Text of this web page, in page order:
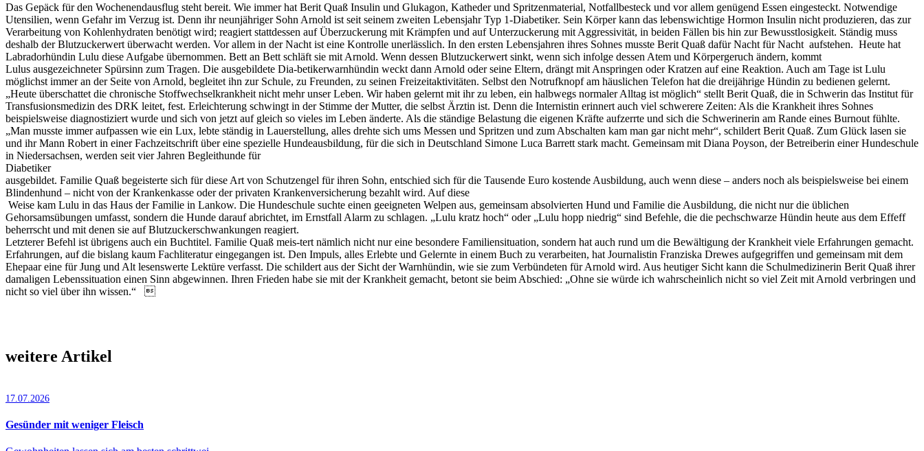
Das Gepäck für den Wochenendausflug steht bereit. Wie immer hat Berit Quaß Insulin und Glukagon, Katheder und Spritzenmaterial, Notfallbesteck und vor allem genügend Essen eingesteckt. Notwendige
Utensilien, wenn Gefahr im Verzug ist. Denn ihr neunjähriger Sohn Arnold ist seit seinem zweiten Lebensjahr Typ 1-Diabetiker. Sein Körper kann das lebenswichtige Hormon Insulin nicht produzieren, das zur
Verarbeitung von Kohlenhydraten benötigt wird; reagiert stattdessen auf Überzuckerung mit Krämpfen und auf Unterzuckerung mit Aggressivität, in beiden Fällen bis hin zur Bewusstlosigkeit. Ständig muss
deshalb der Blutzuckerwert überwacht werden. Vor allem in der Nacht ist eine Kontrolle unerlässlich. In den ersten Lebensjahren ihres Sohnes musste Berit Quaß dafür Nacht für Nacht aufstehen. Heute hat
Labradorhündin Lulu diese Aufgabe übernommen. Bett an Bett schläft sie mit Arnold. Wenn dessen Blutzuckerwert sinkt, wenn sich infolge dessen Atem und Körpergeruch ändern, kommt
Lulus ausgezeichneter Spürsinn zum Tragen. Die ausgebildete Dia-betikerwarnhündin weckt dann Arnold oder seine Eltern, drängt mit Anspringen oder Kratzen auf eine Reaktion. Auch am Tage ist Lulu
möglichst immer an der Seite von Arnold, begleitet ihn zur Schule, zu Freunden, zu seinen Freizeitaktivitäten. Selbst den Notrufknopf am häuslichen Telefon hat die dreijährige Hündin zu bedienen gelernt.
„Heute überschattet die chronische Stoffwechselkrankheit nicht mehr unser Leben. Wir haben gelernt mit ihr zu leben, ein halbwegs normaler Alltag ist möglich“ stellt Berit Quaß, die in Schwerin das Institut für
Transfusionsmedizin des DRK leitet, fest. Erleichterung schwingt in der Stimme der Mutter, die selbst Ärztin ist. Denn die Internistin erinnert auch viel schwerere Zeiten: Als die Krankheit ihres Sohnes
beispielsweise diagnostiziert wurde und sich von jetzt auf gleich so vieles im Leben änderte. Als die ständige Belastung die eigenen Kräfte aufzerrte und sich die Schwerinerin am Rande eines Burnout fühlte.
„Man musste immer aufpassen wie ein Lux, lebte ständig in Lauerstellung, alles drehte sich ums Messen und Spritzen und zum Abschalten kam man gar nicht mehr“, schildert Berit Quaß. Zum Glück lasen sie
und ihr Mann Robert in einer Fachzeitschrift über eine spezielle Hundeausbildung, für die sich in Deutschland Simone Luca Barrett stark macht. Gemeinsam mit Diana Poyson, der Betreiberin einer Hundeschule
in Niedersachsen, werden seit vier Jahren Begleithunde für
Diabetiker
ausgebildet. Familie Quaß begeisterte sich für diese Art von Schutzengel für ihren Sohn, entschied sich für die Tausende Euro kostende Ausbildung, auch wenn diese – anders noch als beispielsweise bei einem
Blindenhund – nicht von der Krankenkasse oder der privaten Krankenversicherung bezahlt wird. Auf diese
Weise kam Lulu in das Haus der Familie in Lankow. Die Hundeschule suchte einen geeigneten Welpen aus, gemeinsam absolvierten Hund und Familie die Ausbildung, die nicht nur die üblichen
Gehorsamsübungen umfasst, sondern die Hunde darauf abrichtet, im Ernstfall Alarm zu schlagen. „Lulu kratz hoch“ oder „Lulu hopp niedrig“ sind Befehle, die die pechschwarze Hündin heute aus dem Effeff
beherrscht und mit denen sie auf Blutzuckerschwankungen reagiert.
Letzterer Befehl ist übrigens auch ein Buchtitel. Familie Quaß meis-tert nämlich nicht nur eine besondere Familiensituation, sondern hat auch rund um die Bewältigung der Krankheit viele Erfahrungen gemacht.
Erfahrungen, auf die bislang kaum Fachliteratur eingegangen ist. Den Impuls, alles Erlebte und Gelernte in einem Buch zu verarbeiten, hat Journalistin Franziska Drewes aufgegriffen und gemeinsam mit dem
Ehepaar eine für Jung und Alt lesenswerte Lektüre verfasst. Die schildert aus der Sicht der Warnhündin, wie sie zum Verbündeten für Arnold wird. Aus heutiger Sicht kann die Schulmedizinerin Berit Quaß ihrer
damaligen Lebenssituation einen Sinn abgewinnen. Ihren Frieden habe sie mit der Krankheit gemacht, betont sie beim Abschied: „Ohne sie würde ich wahrscheinlich nicht so viel Zeit mit Arnold verbringen und
nicht so viel über ihn wissen.“ 
weitere Artikel
17.07.2026
Gesünder mit weniger Fleisch